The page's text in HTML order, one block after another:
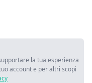
la tua esperienza
account e per altri scopi